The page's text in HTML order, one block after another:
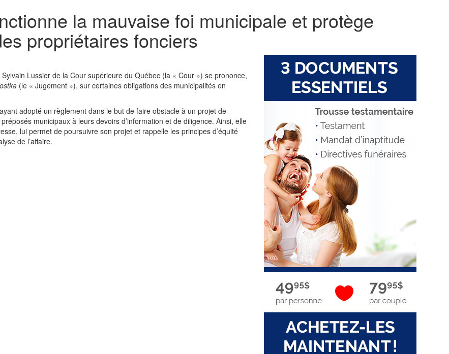
la mauvaise foi municipale et protège
propriétaires fonciers
Lussier de la Cour supérieure du Québec (la « Cour ») se prononce,
(le « Jugement »), sur certaines obligations des municipalités en
adopté un règlement dans le but de faire obstacle à un projet de
municipaux à leurs devoirs d’information et de diligence. Ainsi, elle
lui permet de poursuivre son projet et rappelle les principes d’équité
de l’affaire.